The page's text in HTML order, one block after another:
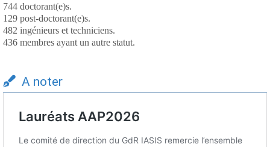
744 doctorant(e)s.
129 post-doctorant(e)s.
482 ingénieurs et techniciens.
436 membres ayant un autre statut.
A noter